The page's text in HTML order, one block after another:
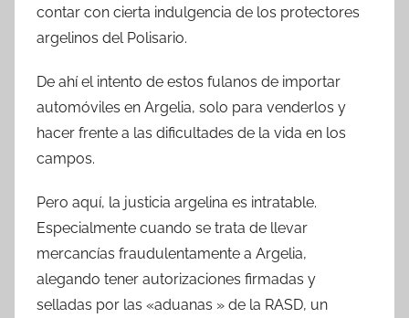
contar con cierta indulgencia de los protectores
argelinos del Polisario.
De ahí el intento de estos fulanos de importar
automóviles en Argelia, solo para venderlos y
hacer frente a las dificultades de la vida en los
campos.
Pero aquí, la justicia argelina es intratable.
Especialmente cuando se trata de llevar
mercancías fraudulentamente a Argelia,
alegando tener autorizaciones firmadas y
selladas por las «aduanas » de la RASD, un